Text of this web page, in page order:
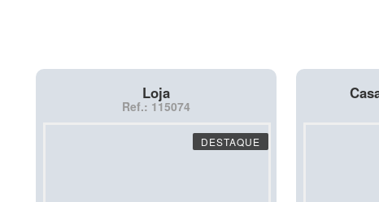
Loja
Ref.: 115074
DESTAQUE